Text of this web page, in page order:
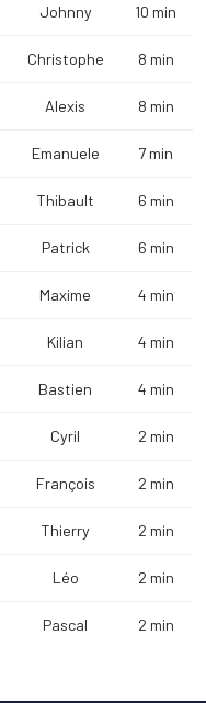
Johnny 10 min
Christophe 8 min
Alexis 8 min
Emanuele 7 min
Thibault 6 min
Patrick 6 min
Maxime 4 min
Kilian 4 min
Bastien 4 min
Cyril 2 min
François 2 min
Thierry 2 min
Léo 2 min
Pascal 2 min